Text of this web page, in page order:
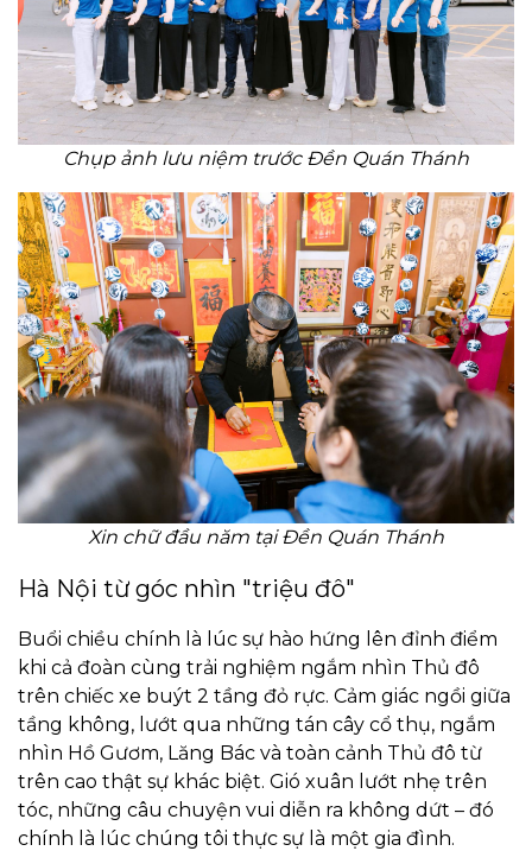
Chụp ảnh lưu niệm trước Đền Quán Thánh
Xin chữ đầu năm tại Đền Quán Thánh
Hà Nội từ góc nhìn "triệu đô"
Buổi chiều chính là lúc sự hào hứng lên đỉnh điểm
khi cả đoàn cùng trải nghiệm ngắm nhìn Thủ đô
trên chiếc xe buýt 2 tầng đỏ rực. Cảm giác ngồi giữa
tầng không, lướt qua những tán cây cổ thụ, ngắm
nhìn Hồ Gươm, Lăng Bác và toàn cảnh Thủ đô từ
trên cao thật sự khác biệt. Gió xuân lướt nhẹ trên
tóc, những câu chuyện vui diễn ra không dứt – đó
chính là lúc chúng tôi thực sự là một gia đình.